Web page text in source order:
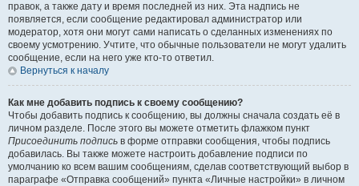
правок, а также дату и время последней из них. Эта надпись не
появляется, если сообщение редактировал администратор или
модератор, хотя они могут сами написать о сделанных изменениях по
своему усмотрению. Учтите, что обычные пользователи не могут удалить
сообщение, если на него уже кто-то ответил.
Вернуться к началу
Как мне добавить подпись к своему сообщению?
Чтобы добавить подпись к сообщению, вы должны сначала создать её в
личном разделе. После этого вы можете отметить флажком пункт
Присоединить подпись в форме отправки сообщения, чтобы подпись
добавилась. Вы также можете настроить добавление подписи по
умолчанию ко всем вашим сообщениям, сделав соответствующий выбор в
параграфе «Отправка сообщений» пункта «Личные настройки» в личном